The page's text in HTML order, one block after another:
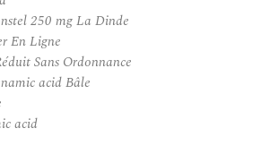
250 mg La Dinde
En Ligne
Sans Ordonnance
acid Bâle
acid